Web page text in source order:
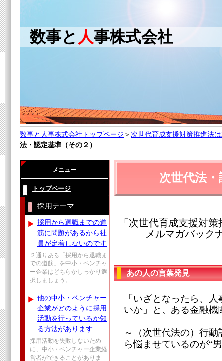
数事と 人事株式会社
数事と人事株式会社トップページ ＞ 次世代育成支援対策推進法
法・認定基準（その２）
次世代法
「次世代育成支援対
メルマガバック
あの人の言葉発見
「いざとなったら、
いか」と、ある金融
～（次世代法の）行
ら悩ませているのが“
メニュー
トップページ
採用テーマ
採用から退職までの道
筋に問題があるから社
員が定着しないのです
２通りある「採用から退職ま
での道筋」を中小・ベンチャ
ー企業はどちらかしっかり選
択しましょう。
他の中小・ベンチャー
企業がどのように採用
活動を行っているか知
る方法があります
採用活動を失敗しないため
に、中小・ベンチャー企業経
営者ができることがありま